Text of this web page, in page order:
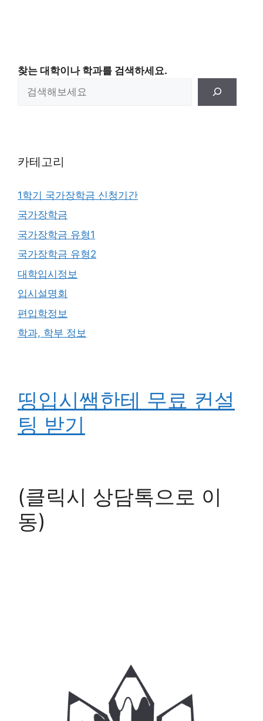
찾는 대학이나 학과를 검색하세요.
카테고리
1학기 국가장학금 신청기간
국가장학금
국가장학금 유형1
국가장학금 유형2
대학입시정보
입시설명회
편입학정보
학과, 학부 정보
띵입시쌤한테 무료 컨설
팅 받기
(클릭시 상담톡으로 이
동)